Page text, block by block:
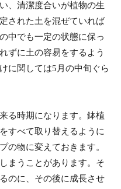
、清潔度合いが植物の生
された土を混ぜていれば
中でも一定の状態に保っ
ずに土の容易をするよう
に関しては5月の中旬ぐら
る時期になります。鉢植
すべて取り替えるように
の物に変えておきます。
まうことがあります。そ
のに、その後に成長させ